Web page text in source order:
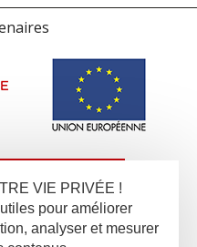
VIE PRIVÉE !
pour améliorer
analyser et mesurer